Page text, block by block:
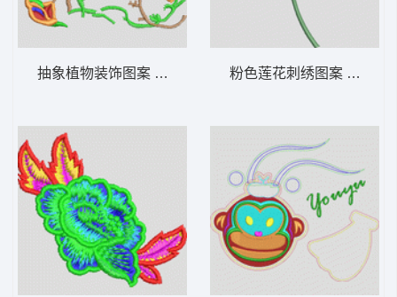
抽象植物装饰图案 女装 粉色莲花刺绣图案 靓花荷